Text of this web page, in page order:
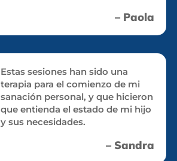
– Paola
Estas sesiones han sido una
terapia para el comienzo de mi
sanación personal, y que hicieron
que entienda el estado de mi hijo
y sus necesidades.
– Sandra